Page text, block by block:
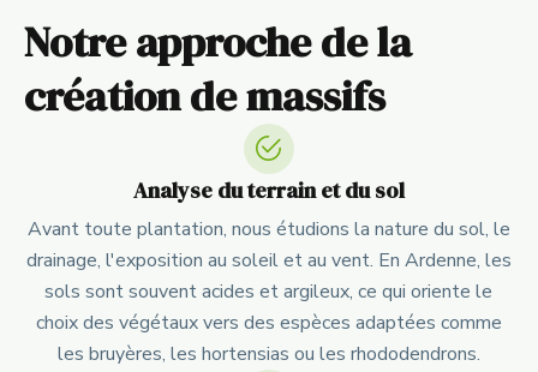
Notre approche de la
création de massifs
Analyse du terrain et du sol
Avant toute plantation, nous étudions la nature du sol, le
drainage, l'exposition au soleil et au vent. En Ardenne, les
sols sont souvent acides et argileux, ce qui oriente le
choix des végétaux vers des espèces adaptées comme
les bruyères, les hortensias ou les rhododendrons.